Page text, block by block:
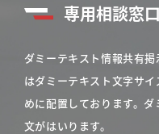
専用相談窓口
ダミーテキスト情報共有
はダミーテキスト文字サ
めに配置しております。
文がはいります。